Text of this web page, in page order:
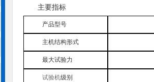
主要指标
产品型号
主机结构形式
最大试验力
试验机级别